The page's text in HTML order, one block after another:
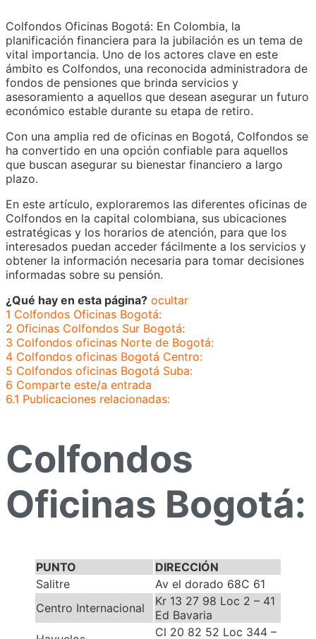
Colfondos Oficinas Bogotá: En Colombia, la
planificación financiera para la jubilación es un tema de
vital importancia. Uno de los actores clave en este
ámbito es Colfondos, una reconocida administradora de
fondos de pensiones que brinda servicios y
asesoramiento a aquellos que desean asegurar un futuro
económico estable durante su etapa de retiro.
Con una amplia red de oficinas en Bogotá, Colfondos se
ha convertido en una opción confiable para aquellos
que buscan asegurar su bienestar financiero a largo
plazo.
En este artículo, exploraremos las diferentes oficinas de
Colfondos en la capital colombiana, sus ubicaciones
estratégicas y los horarios de atención, para que los
interesados puedan acceder fácilmente a los servicios y
obtener la información necesaria para tomar decisiones
informadas sobre su pensión.
¿Qué hay en esta página? ocultar
1 Colfondos Oficinas Bogotá:
2 Oficinas Colfondos Sur Bogotá:
3 Colfondos oficinas Norte de Bogotá:
4 Colfondos oficinas Bogotá Centro:
5 Colfondos oficinas Bogotá Suba:
6 Comparte este/a entrada
6.1 Publicaciones relacionadas:
Colfondos
Oficinas Bogotá:
PUNTO
DIRECCIÓN
Salitre
Av el dorado 68C 61
Centro Internacional
Kr 13 27 98 Loc 2 – 41
Ed Bavaria
Cl 20 82 52 Loc 344 –